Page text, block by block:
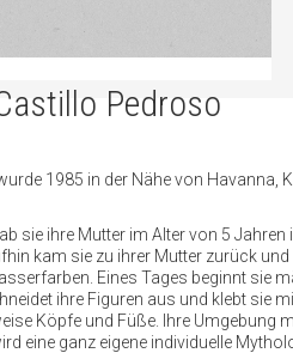
Pedroso
1985 in der Nähe von Havanna,
sie ihre Mutter im Alter von 5
kam sie zu ihrer Mutter zurück
Eines Tages beginnt sie
ihre Figuren aus und klebt sie
Köpfe und Füße. Ihre
eine ganz eigene individuelle